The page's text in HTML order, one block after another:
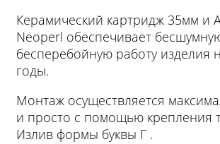
Керамический картридж 35мм и
Neoperl обеспечивает
бесперебойную работу изделия
годы.
Монтаж осуществляется
и просто с помощью крепления
Излив формы буквы Г .